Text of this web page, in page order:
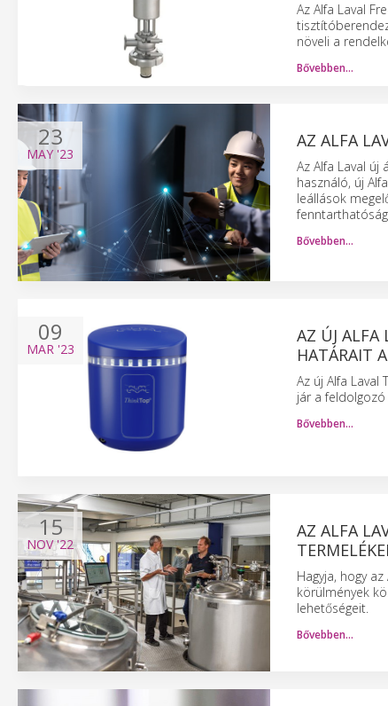
Az Alfa Laval
növeli a
Bővebben…
23
MAY '23
AZ ALFA
Az Alfa Laval
használó, új
leállások
Bővebben…
09
MAR '23
AZ ÚJ ALFA
HATÁRAIT
Az új Alfa Laval
jár a
Bővebben…
15
NOV'22
AZ ALFA
Hagyja, hogy
körülmények
lehetőségeit.
Bővebben…